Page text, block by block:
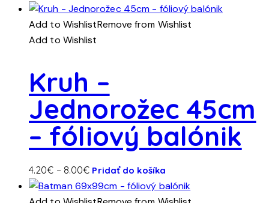
range:
4.80€
through
produkt
má
môžete
vybrať
na
stránke
Add to WishlistRemove from Wishlist
Add to Wishlist
Kruh –
Jednorožec 45cm
– fóliový balónik
4.20€ – 8.00€Price
range:
4.20€
Pridať do košíka
produkt
má